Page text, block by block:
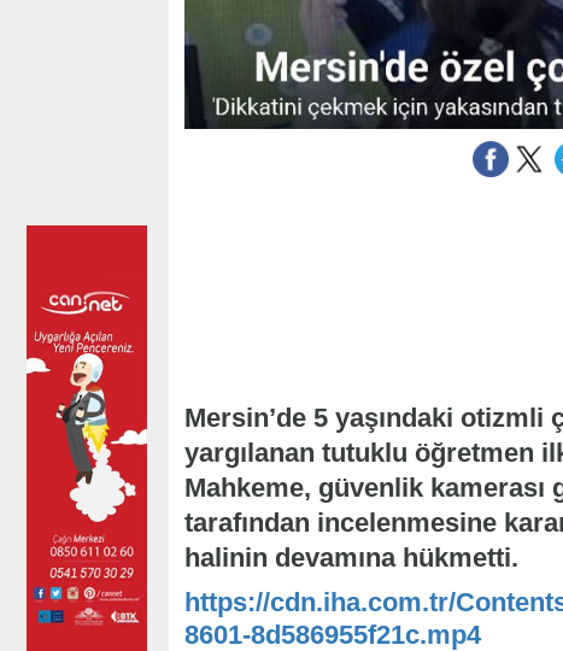
Mersin’de 5 yaşındaki otizmli
yargılanan tutuklu öğretmen
Mahkeme, güvenlik
tarafından incelenmesine
halinin devamına hükmetti.
https://cdn.iha.com.tr/
8601-8d586955f21c.mp4